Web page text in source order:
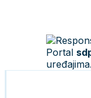
Portal
uređajima.